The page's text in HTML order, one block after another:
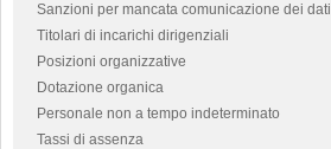
Sanzioni per mancata comunicazione dei dati
Titolari di incarichi dirigenziali
Posizioni organizzative
Dotazione organica
Personale non a tempo indeterminato
Tassi di assenza